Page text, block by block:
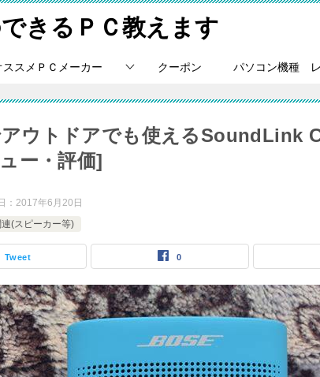
きるＰＣ教えます
ススメＰＣメーカー クーポン パソコン機種
アウトドアでも使えるSoundLink
ー・評価]
： 2017年6月20日
(スピーカー等)
Tweet 0